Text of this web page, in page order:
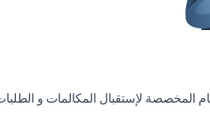
لإستقبال المكالمات و